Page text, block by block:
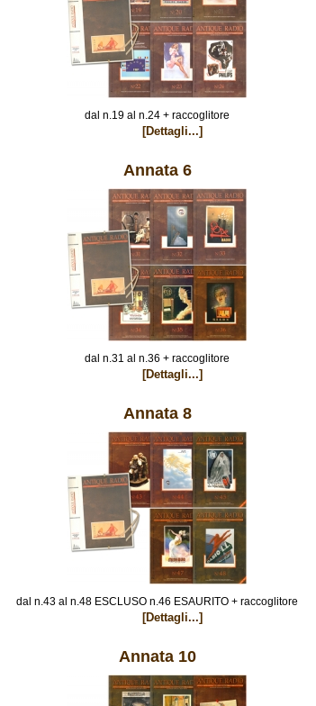
dal n.19 al n.24 + raccoglitore
[Dettagli...]
Annata 6
dal n.31 al n.36 + raccoglitore
[Dettagli...]
Annata 8
dal n.43 al n.48 ESCLUSO n.46 ESAURITO + raccoglitore
[Dettagli...]
Annata 10